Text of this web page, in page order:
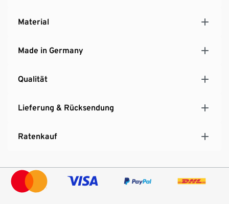
Material
Made in Germany
Qualität
Lieferung & Rücksendung
Ratenkauf